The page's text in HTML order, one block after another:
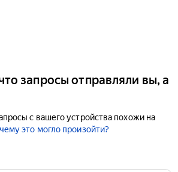
запросы отправляли вы, а
с вашего устройства похожи на
это могло произойти?